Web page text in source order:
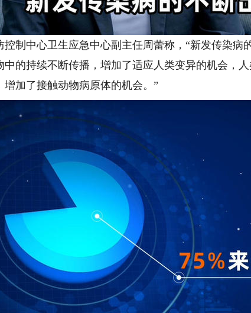
中心卫生应急中心副主任周蕾称，“新发传染病
中的持续不断传播，增加了适应人类变异的机会，
增加了接触动物病原体的机会。”